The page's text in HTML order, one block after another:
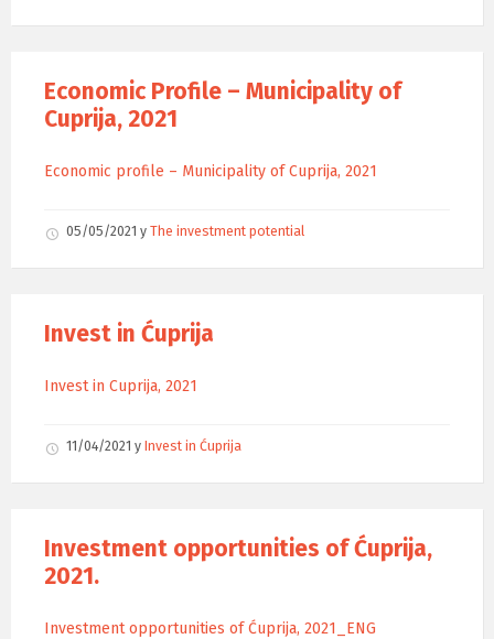
Economic Profile – Municipality of
Cuprija, 2021
Economic profile – Municipality of Cuprija, 2021
05/05/2021 у The investment potential
Invest in Ćuprija
Invest in Cuprija, 2021
11/04/2021 у Invest in Ćuprija
Investment opportunities of Ćuprija,
2021.
Investment opportunities of Ćuprija, 2021_ENG